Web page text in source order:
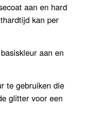
aan en hard
kan per
aan en
te gebruiken die
glitter voor een